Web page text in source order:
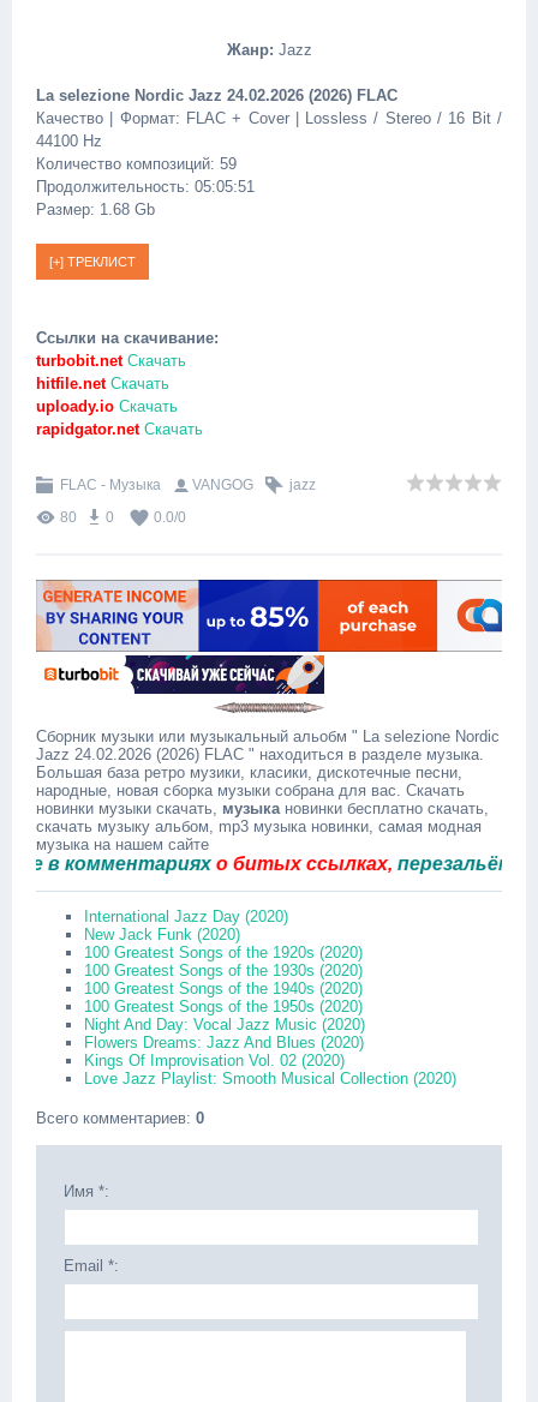
Жанр: Jazz
La selezione Nordic Jazz 24.02.2026 (2026) FLAC
Качество | Формат: FLAC + Cover | Lossless / Stereo / 16 Bit /
44100 Hz
Количество композиций: 59
Продолжительность: 05:05:51
Размер: 1.68 Gb
Ссылки на скачивание:
turbobit.netСкачать
hitfile.netСкачать
uploady.io Скачать
rapidgator.netСкачать
FLAC - Музыка VANGOG
jazz
80
0 0.0/0
Сборник музыки или музыкальный альобм " La selezione Nordic
Jazz 24.02.2026 (2026) FLAC " находиться в разделе музыка.
Большая база ретро музики, класики, дискотечные песни,
народные, новая сборка музыки собрана для вас. Скачать
новинки музыки скачать, музыкановинки бесплатно скачать,
скачать музыку альбом, mp3 музыка новинки, самая модная
музыка на нашем сайте
комментарияхо битых ссылках,перезальём
International Jazz Day (2020)
New Jack Funk (2020)
100 Greatest Songs of the 1920s (2020)
100 Greatest Songs of the 1930s (2020)
100 Greatest Songs of the 1940s (2020)
100 Greatest Songs of the 1950s (2020)
Night And Day: Vocal Jazz Music (2020)
Flowers Dreams: Jazz And Blues (2020)
Kings Of Improvisation Vol. 02 (2020)
Love Jazz Playlist: Smooth Musical Collection (2020)
Всего комментариев: 0
Имя *:
Email *: